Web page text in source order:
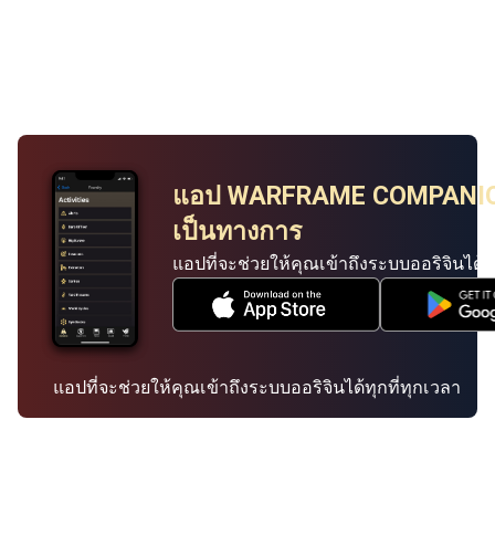
แอป WARFRAME
เป็นทางการ
แอปที่จะช่วยให้คุณเข้าถึงระบบออริจินได้
แอปที่จะช่วยให้คุณเข้าถึงระบบออริจินได้ทุกที่ทุกเวลา